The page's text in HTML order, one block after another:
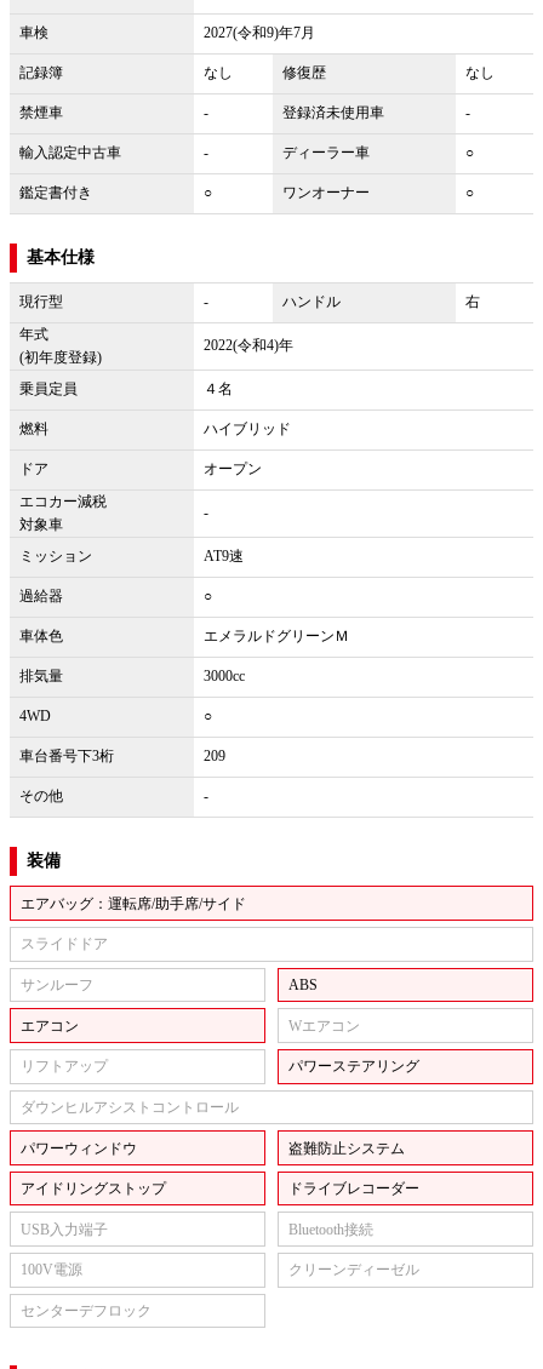
車検 2027(令和9)年7月
記録簿 なし 修復歴 なし
禁煙車 - 登録済未使用車 -
輸入認定中古車 - ディーラー車 ○
鑑定書付き ○ ワンオーナー ○
基本仕様
現行型 - ハンドル
右
年式
(初年度登録)
2022(令和4)年
乗員定員 ４名
燃料 ハイブリッド
ドア
オープン
エコカー減税
対象車
-
ミッション AT9速
過給器 ○
車体色 エメラルドグリーンＭ
排気量 3000cc
4WD ○
車台番号下3桁 209
その他 -
装備
エアバッグ：運転席/助手席/サイド
スライドドア
サンルーフ ABS
エアコン Wエアコン
リフトアップ パワーステアリング
ダウンヒルアシストコントロール
パワーウィンドウ 盗難防止システム
アイドリングストップ ドライブレコーダー
USB入力端子 Bluetooth接続
100V電源 クリーンディーゼル
センターデフロック